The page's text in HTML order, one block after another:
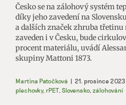
Česko se na zálohový systém
díky jeho zavedení na
a dalších značek zhruba třetinu
zaveden i v Česku, bude
procent materiálu, uvádí
skupiny Mattoni 1873.
Martina Patočková | 21. prosince 2023
plechovky, rPET, Slovensko, zálohování